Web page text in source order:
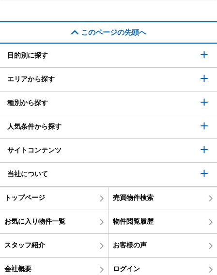
このページの先頭へ
目的別に探す
エリアから探す
種別から探す
人気条件から探す
サイトコンテンツ
当社について
トップページ 売買物件検索
お気に入り物件一覧 物件閲覧履歴
スタッフ紹介 お客様の声
会社概要 ログイン